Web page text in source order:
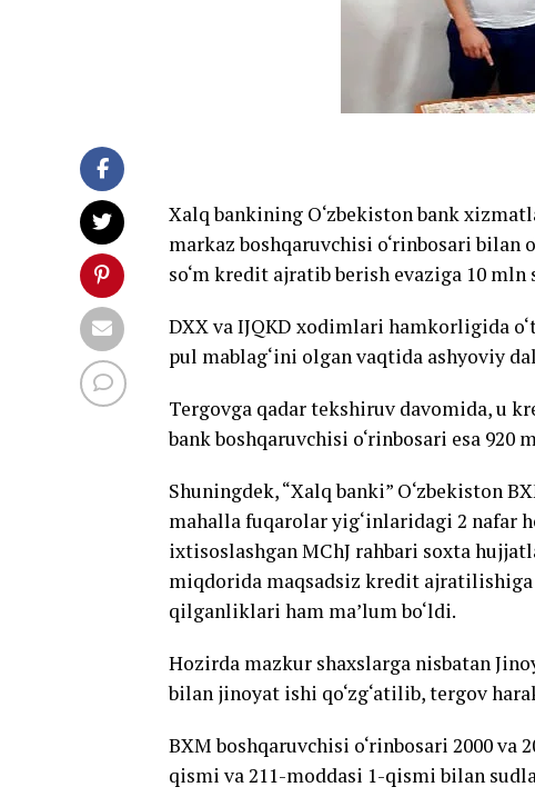
Xalq bankining O‘zbekiston bank
markaz boshqaruvchisi o‘rinbosari
so‘m kredit ajratib berish evaziga 10 mln
DXX va IJQKD xodimlari hamkorligida
pul mablag‘ini olgan vaqtida ashyoviy
Tergovga qadar tekshiruv davomida, u
bank boshqaruvchisi o‘rinbosari esa 920
Shuningdek, “Xalq banki” O‘zbekiston
mahalla fuqarolar yig‘inlaridagi 2 nafar
ixtisoslashgan MChJ rahbari soxta
miqdorida maqsadsiz kredit
qilganliklari ham ma’lum bo‘ldi.
Hozirda mazkur shaxslarga nisbatan
bilan jinoyat ishi qo‘zg‘atilib, tergov
BXM boshqaruvchisi o‘rinbosari 2000
qismi va 211-moddasi 1-qismi bilan